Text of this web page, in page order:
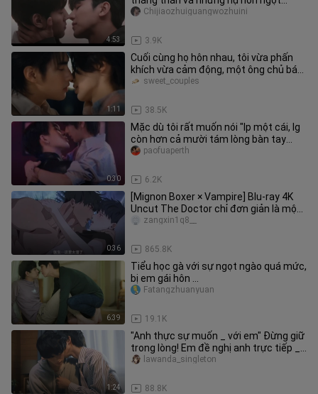
4:53
ngào! ! ! !
3.9K
Chijiaozhuiguangwozhuini
1:11
Cuối cùng họ hôn nhau, tôi vừa phấn
khích vừa cảm động, một ông chủ bá
đạo sao có thể tình cảm và đá
38.5K
sweet_couples
0:30
Mặc dù tôi rất muốn nói "lp một cái, lg
còn hơn cả mười tám lòng bàn tay
rồng" để đánh thức bộ não t
6.2K
paofuaperth
0:36
[Mignon Boxer × Vampire] Blu-ray 4K
Uncut The Doctor chỉ đơn giản là một
bản nhạc disco theo sở thíc
865.8K
zangxin1q8__
6:39
Tiểu học gà với sự ngọt ngào quá mức,
bị em gái hôn ...
19.1K
Fatangzhuanyuan
1:24
"Anh thực sự muốn _ với em" Đừng giữ
trong lòng! Em đề nghị anh trực tiếp _
(?) [Dự đoán giác quan]
88.8K
lawanda_singleton